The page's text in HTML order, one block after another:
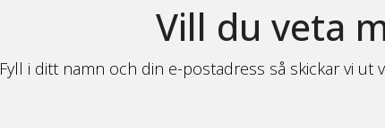
Vill du veta
Fyll i ditt namn och din e-postadress så skickar vi